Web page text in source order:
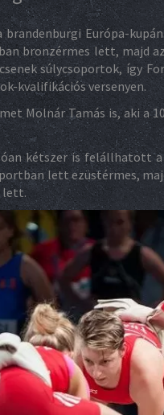
Európa-
bronzérmes lett, majd
súlycsoportok, így
kvalifikációs versenyen.
Molnár Tamás is, aki
kétszer is felállhatott
lett ezüstérmes,
lett.